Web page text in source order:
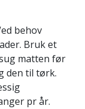
behov
Bruk et
matten før
den til tørk.
pr år.